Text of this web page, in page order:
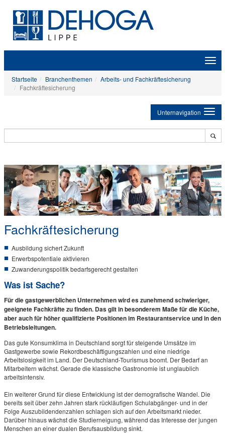
Startseite
Branchenthemen
Arbeits- und Fachkräftesicherung
Fachkräftesicherung
Unternavigation
Fachkräftesicherung
Ausbildung sichert Zukunft
Erwerbspotentiale aktivieren
Zuwanderungspolitik bedarfsgerecht gestalten
Was ist Sache?
Für die gastgewerblichen Unternehmen wird es zunehmend schwieriger,
geeignete Fachkräfte zu finden. Das gilt in besonderem Maße für die Küche,
aber auch für höher qualifizierte Positionen im Restaurantservice und in den
Betriebsleitungen.
Das gute Konsumklima in Deutschland sorgt für steigende Umsätze im
Gastgewerbe sowie Rekordbeschäftigungszahlen und eine niedrige
Arbeitslosigkeit im Land. Der Deutschland-Tourismus boomt. Der Bedarf an
Mitarbeitern wächst. Gerade die klassische Gastronomie ist unglaublich
arbeitsintensiv.
Ein weiterer Grund für diese Entwicklung ist der demografische Wandel. Die
bereits seit über zehn Jahren stark rückläufigen Schulabgänger- und in der
Folge Auszubildendenzahlen schlagen sich auf den Arbeitsmarkt nieder.
Darüber hinaus wächst die Studierneigung, während das Interesse der jungen
Menschen an einer dualen Berufsausbildung sinkt.